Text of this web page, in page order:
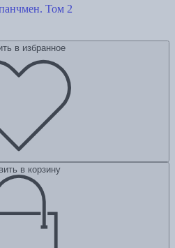
Том 2
в избранное
в корзину